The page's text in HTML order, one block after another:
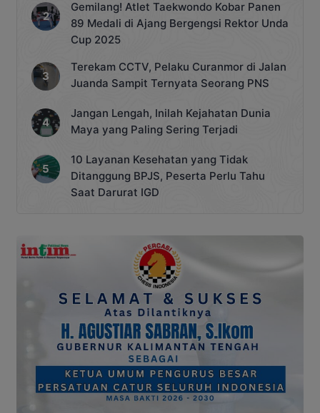
Gemilang! Atlet Taekwondo Kobar Panen
89 Medali di Ajang Bergengsi Rektor Unda
Cup 2025
Terekam CCTV, Pelaku Curanmor di Jalan
Juanda Sampit Ternyata Seorang PNS
Jangan Lengah, Inilah Kejahatan Dunia
Maya yang Paling Sering Terjadi
10 Layanan Kesehatan yang Tidak
Ditanggung BPJS, Peserta Perlu Tahu
Saat Darurat IGD